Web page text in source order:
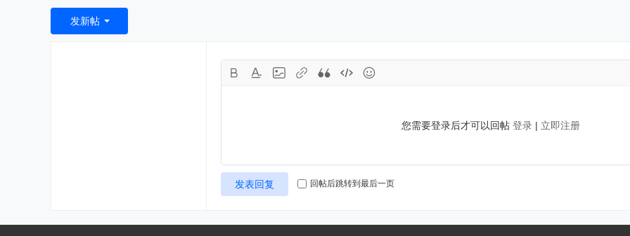
发新帖
您需要登录后才可以回帖 登录| 立即注册
发表回复 回帖后跳转到最后一页